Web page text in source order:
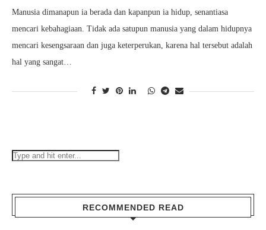
Manusia dimanapun ia berada dan kapanpun ia hidup, senantiasa
mencari kebahagiaan. Tidak ada satupun manusia yang dalam hidupnya
mencari kesengsaraan dan juga keterperukan, karena hal tersebut adalah
hal yang sangat…
RECOMMENDED READ